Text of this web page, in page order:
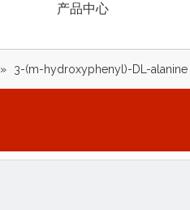
产品中心
» 3-(m-hydroxyphenyl)-DL-alanine